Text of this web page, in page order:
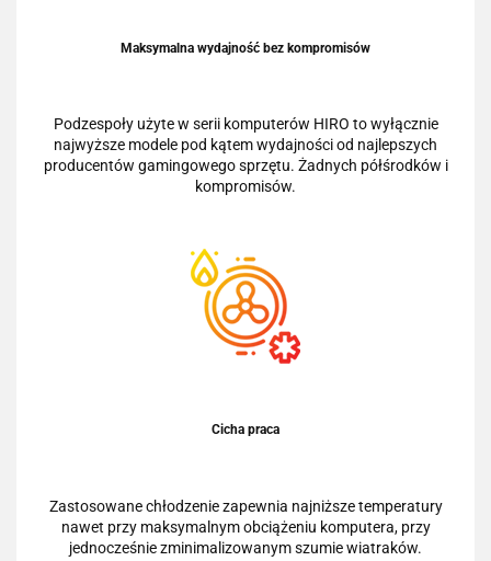
Maksymalna wydajność bez kompromisów
Podzespoły użyte w serii komputerów HIRO to wyłącznie
najwyższe modele pod kątem wydajności od najlepszych
producentów gamingowego sprzętu. Żadnych półśrodków i
kompromisów.
Cicha praca
Zastosowane chłodzenie zapewnia najniższe temperatury
nawet przy maksymalnym obciążeniu komputera, przy
jednocześnie zminimalizowanym szumie wiatraków.